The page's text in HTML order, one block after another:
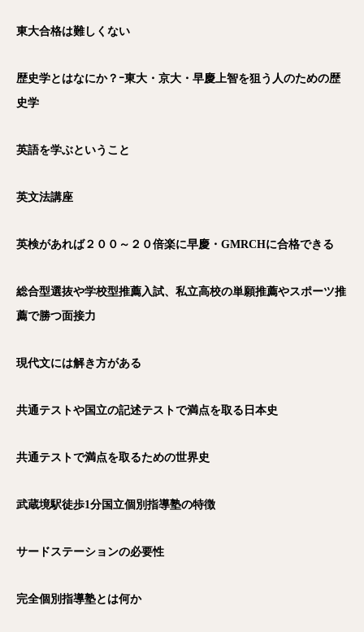
東大合格は難しくない
歴史学とはなにか？ｰ東大・京大・早慶上智を狙う人のための歴
史学
英語を学ぶということ
英文法講座
英検があれば２００～２０倍楽に早慶・GMRCHに合格できる
総合型選抜や学校型推薦入試、私立高校の単願推薦やスポーツ推
薦で勝つ面接力
現代文には解き方がある
共通テストや国立の記述テストで満点を取る日本史
共通テストで満点を取るための世界史
武蔵境駅徒歩1分国立個別指導塾の特徴
サードステーションの必要性
完全個別指導塾とは何か